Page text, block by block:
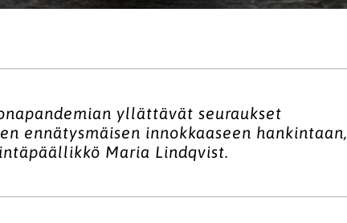
yllättävät seuraukset
ennätysmäisen innokkaaseen hankintaan,
Maria Lindqvist.